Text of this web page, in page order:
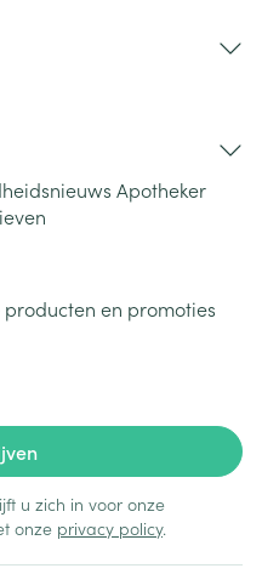
Apotheker
en promoties
u zich in voor onze
onze privacy policy.